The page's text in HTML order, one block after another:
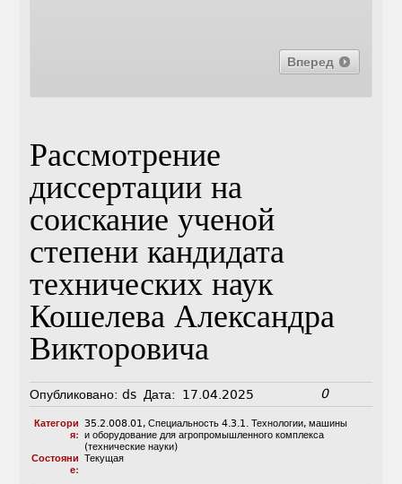
Вперед
Рассмотрение
диссертации на
соискание ученой
степени кандидата
технических наук
Кошелева Александра
Викторовича
Опубликовано: ds Дата: 17.04.2025 0
Категори
я:
35.2.008.01, Специальность 4.3.1. Технологии, машины
и оборудование для агропромышленного комплекса
(технические науки)
Состояни
е:
Текущая